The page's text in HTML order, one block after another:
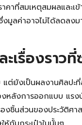
คาที่สมเหตุสมผลและ
มูลค่าอาจไม่ได้ลดลง
เรื่องราว
แต่ยังเป็นผลงานศิลป
งหลังการออกแบบ แร
งชิ้นส่วนของประวัติศ